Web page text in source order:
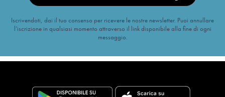
Iscrivendoti, dai il tuo consenso per ricevere le nostre newsletter. Puoi annullare
l’iscrizione in qualsiasi momento attraverso il link disponibile alla fine di ogni
messaggio.